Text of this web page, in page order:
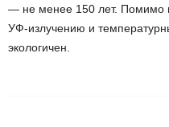
— не менее 150 лет. Помимо
УФ-излучению и
экологичен.